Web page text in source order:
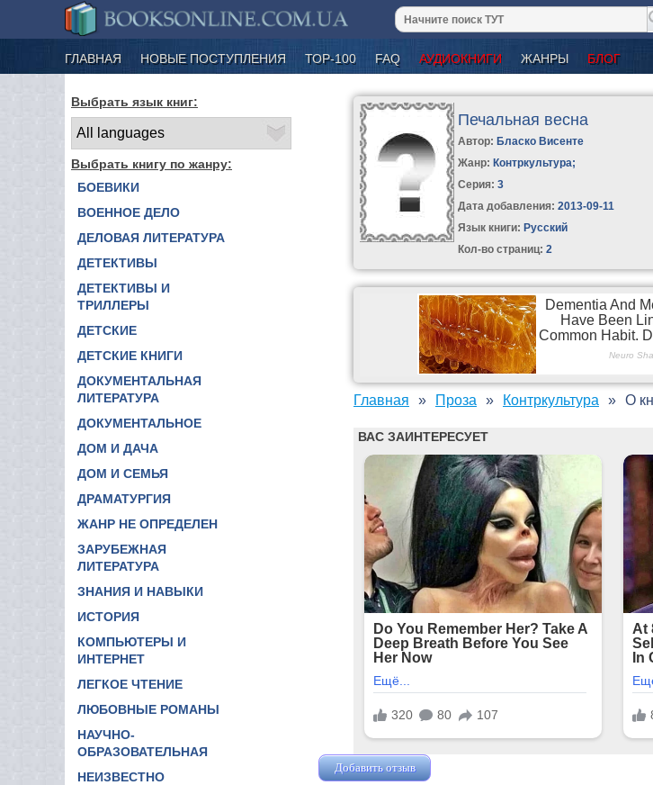
ГЛАВНАЯ НОВЫЕ ПОСТУПЛЕНИЯ ТОР-100 FAQ АУДИОКНИГИ ЖАНРЫ БЛОГ
Выбрать язык книг:
Выбрать книгу по жанру:
БОЕВИКИ
ВОЕННОЕ ДЕЛО
ДЕЛОВАЯ ЛИТЕРАТУРА
ДЕТЕКТИВЫ
ДЕТЕКТИВЫ И
ТРИЛЛЕРЫ
ДЕТСКИЕ
ДЕТСКИЕ КНИГИ
ДОКУМЕНТАЛЬНАЯ
ЛИТЕРАТУРА
ДОКУМЕНТАЛЬНОЕ
ДОМ И ДАЧА
ДОМ И СЕМЬЯ
ДРАМАТУРГИЯ
ЖАНР НЕ ОПРЕДЕЛЕН
ЗАРУБЕЖНАЯ
ЛИТЕРАТУРА
ЗНАНИЯ И НАВЫКИ
ИСТОРИЯ
КОМПЬЮТЕРЫ И
ИНТЕРНЕТ
ЛЕГКОЕ ЧТЕНИЕ
ЛЮБОВНЫЕ РОМАНЫ
НАУЧНО-
ОБРАЗОВАТЕЛЬНАЯ
НЕИЗВЕСТНО
Печальная весна
Автор: Бласко Висенте
Жанр: Контркультура;
Серия:3
Дата добавления: 2013-09-11
Язык книги: Русский
Кол-во страниц: 2
Главная Проза Контркультура О
Добавить отзыв